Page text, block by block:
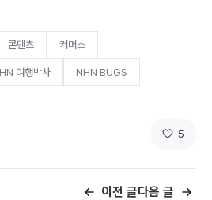
콘텐츠 커머스
여행박사 NHN BUGS
5
이전 글다음 글